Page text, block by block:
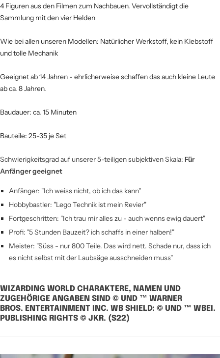
4 Figuren aus den Filmen zum Nachbauen. Vervollständigt die
Sammlung mit den vier Helden
Wie bei allen unseren Modellen: Natürlicher Werkstoff, kein Klebstoff
und tolle Mechanik
Geeignet ab 14 Jahren - ehrlicherweise schaffen das auch kleine Leute
ab ca. 8 Jahren.
Baudauer: ca. 15 Minuten
Bauteile: 25-35 je Set
Schwierigkeitsgrad auf unserer 5-teiligen subjektiven Skala: Für
Anfänger geeignet
Anfänger: "Ich weiss nicht, ob ich das kann"
Hobbybastler: "Lego Technik ist mein Revier"
Fortgeschritten: "Ich trau mir alles zu - auch wenns ewig dauert"
Profi: "5 Stunden Bauzeit? ich schaffs in einer halben!"
Meister: "Süss - nur 800 Teile. Das wird nett. Schade nur, dass ich
es nicht selbst mit der Laubsäge ausschneiden muss"
WIZARDING WORLD CHARAKTERE, NAMEN UND
ZUGEHÖRIGE ANGABEN SIND © UND ™ WARNER
BROS. ENTERTAINMENT INC. WB SHIELD: © UND ™ WBEI.
PUBLISHING RIGHTS © JKR. (S22)